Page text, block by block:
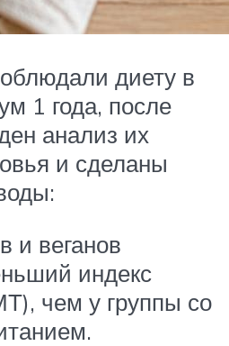
диету в
1 года, после
анализ их
и сделаны
и веганов
индекс
чем у группы со